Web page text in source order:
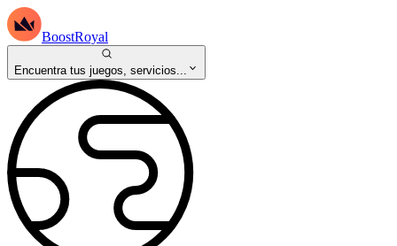
BoostRoyal
Encuentra tus juegos, servicios...